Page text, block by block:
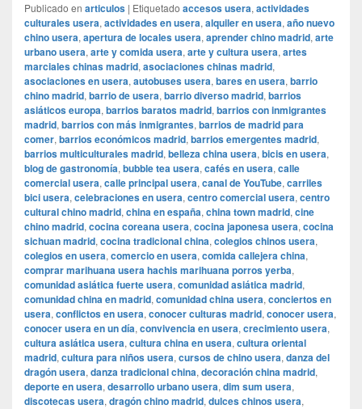
Publicado en articulos | Etiquetado accesos usera, actividades
culturales usera, actividades en usera, alquiler en usera, año nuevo
chino usera, apertura de locales usera, aprender chino madrid, arte
urbano usera, arte y comida usera, arte y cultura usera, artes
marciales chinas madrid, asociaciones chinas madrid,
asociaciones en usera, autobuses usera, bares en usera, barrio
chino madrid, barrio de usera, barrio diverso madrid, barrios
asiáticos europa, barrios baratos madrid, barrios con inmigrantes
madrid, barrios con más inmigrantes, barrios de madrid para
comer, barrios económicos madrid, barrios emergentes madrid,
barrios multiculturales madrid, belleza china usera, bicis en usera,
blog de gastronomía, bubble tea usera, cafés en usera, calle
comercial usera, calle principal usera, canal de YouTube, carriles
bici usera, celebraciones en usera, centro comercial usera, centro
cultural chino madrid, china en españa, china town madrid, cine
chino madrid, cocina coreana usera, cocina japonesa usera, cocina
sichuan madrid, cocina tradicional china, colegios chinos usera,
colegios en usera, comercio en usera, comida callejera china,
comprar marihuana usera hachis marihuana porros yerba,
comunidad asiática fuerte usera, comunidad asiática madrid,
comunidad china en madrid, comunidad china usera, conciertos en
usera, conflictos en usera, conocer culturas madrid, conocer usera,
conocer usera en un día, convivencia en usera, crecimiento usera,
cultura asiática usera, cultura china en usera, cultura oriental
madrid, cultura para niños usera, cursos de chino usera, danza del
dragón usera, danza tradicional china, decoración china madrid,
deporte en usera, desarrollo urbano usera, dim sum usera,
discotecas usera, dragón chino madrid, dulces chinos usera,